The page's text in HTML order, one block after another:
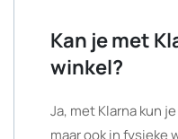
Kan je met
winkel?
Ja, met Klarna kun
maar ook in fysieke